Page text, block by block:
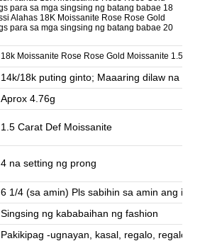
18k Moissanite Rose Rose Gold Moissanite 1.5ct
14k/18k puting ginto; Maaaring dilaw na
Aprox 4.76g
1.5 Carat Def Moissanite
4 na setting ng prong
6 1/4 (sa amin) Pls sabihin sa amin ang
Singsing ng kababaihan ng fashion
Pakikipag -ugnayan, kasal, regalo, regalo